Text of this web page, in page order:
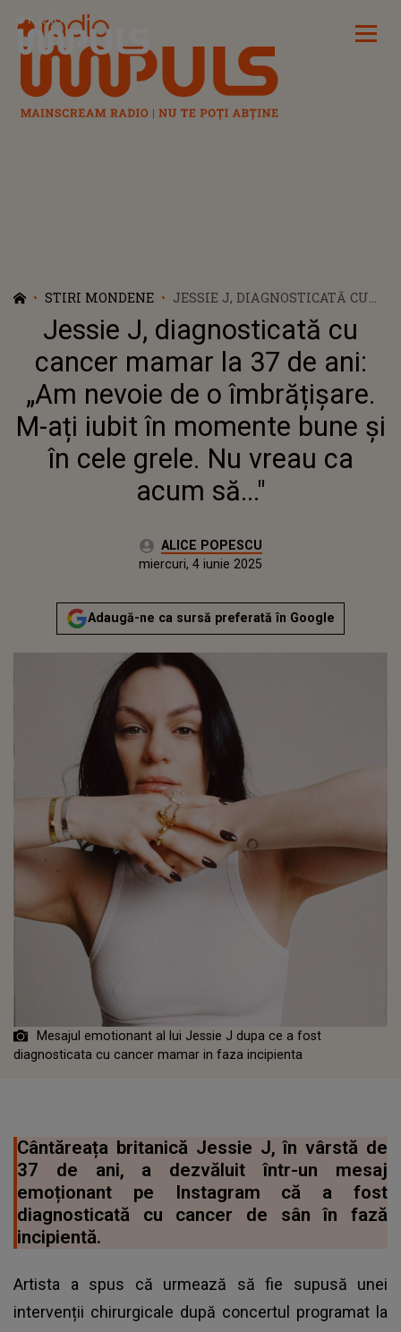
Radio Impuls
STIRI MONDENE
JESSIE J, DIAGNOSTICATĂ CU
CANCER MAMAR LA 37 DE ANI:
„AM NEVOIE DE O ÎMBRĂȚIȘARE.
M-AȚI IUBIT ÎN MOMENTE
BUNE ȘI ÎN CELE GRELE. NU
VREAU CA ACUM SĂ..."
Jessie J, diagnosticată cu
cancer mamar la 37 de ani:
„Am nevoie de o îmbrățișare.
M-ați iubit în momente bune și
în cele grele. Nu vreau ca
acum să..."
Autor:ALICE POPESCU
Publicat:
miercuri, 4 iunie 2025
Adaugă-ne ca sursă preferată în Google
Mesajul emotionant al lui Jessie J dupa ce a fost
diagnosticata cu cancer mamar in faza incipienta
Cântăreața britanică Jessie J, în vârstă de
37 de ani, a dezvăluit într-un mesaj
emoționant pe Instagram că a fost
diagnosticată cu cancer de sân în fază
incipientă.
Artista a spus că urmează să fie supusă unei
intervenții chirurgicale după concertul programat la